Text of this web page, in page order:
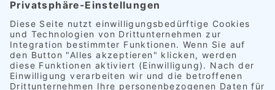
Erhalte ich einen Ersatzwagen?